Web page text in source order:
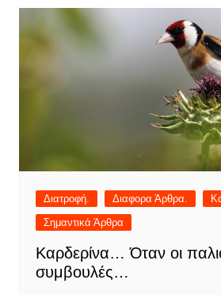
Διατροφή. Διαφορα Άρθρα.
Σημαντικά Άρθρα
Καρδερίνα… Όταν οι
συμβουλές…